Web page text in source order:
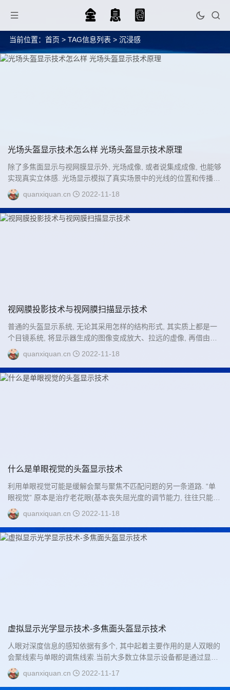
当前位置： 首页 > TAG信息列表 > 沉浸感
光场头盔显示技术怎么样 光场头盔显示技术原理
除了多焦面显示与视网膜显示外, 光场成像, 或者说集成成像, 也能够
实现真实立体感. 光场显示模拟了真实场景中的光线的位置和传播方
向. 光场头盔显示器常常借助微孔阵列或者微透镜阵列....
quanxiquan.cn 2022-11-18
视网膜投影技术与视网膜扫描显示技术
普通的头盔显示系统, 无论其采用怎样的结构形式, 其实质上都是一
个目镜系统, 将显示器生成的图像变成放大、拉远的虚像, 再借由人
眼聚焦在视网膜上. 如果将人眼也视为系统的组成部分, 则显示器面
和人眼视网膜面是共轭的物像面, 通常要获得更大的视场角则需要更
大口径、更复杂的系统.而视网膜投影显示 (retinal projection
display, RPD) 打破了这种物像关系....
quanxiquan.cn 2022-11-18
什么是单眼视觉的头盔显示技术
利用单眼视觉可能是缓解会聚与聚焦不匹配问题的另一条道路. “单
眼视觉” 原本是治疗老花眼(基本丧失屈光度的调节能力, 往往只能看
清远处的物体) 的一种方法: 通过佩戴眼镜、隐形眼镜或者通过手术
的方法让一只眼镜能够观察近处的物体而另一只眼镜观察远处的物
体....
quanxiquan.cn 2022-11-18
虚拟显示光学显示技术-多焦面头盔显示技术
人眼对深度信息的感知依据有多个, 其中起着主要作用的是人双眼的
会聚线索与单眼的调焦线索.当前大多数立体显示设备都是通过显示
具有一定视差的图像引导用户双眼形成特定会聚角而形成立体感. 然
而, 用户的眼睛却聚焦到所显示的图像的位置, 这个位置往往和双眼
quanxiquan.cn 2022-11-17